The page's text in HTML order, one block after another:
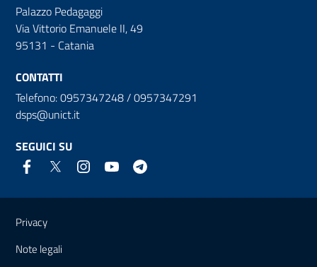
Palazzo Pedagaggi
Via Vittorio Emanuele II, 49
95131 - Catania
CONTATTI
Telefono: 0957347248 / 0957347291
dsps@unict.it
SEGUICI SU
Link e informazioni utili
Privacy
Note legali